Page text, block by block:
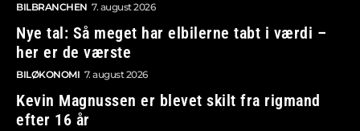
BILBRANCHEN 7. august 2026
Nye tal: Så meget har elbilerne tabt i værdi –
her er de værste
BILØKONOMI 7. august 2026
Kevin Magnussen er blevet skilt fra rigmand
efter 16 år